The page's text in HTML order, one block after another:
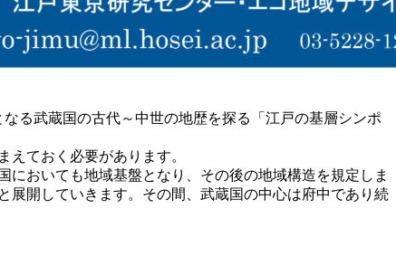
る武蔵国の古代～中世の地歴を探る「江戸の基層シンポ
ておく必要があります。
おいても地域基盤となり、その後の地域構造を規定しま
展開していきます。その間、武蔵国の中心は府中であり続